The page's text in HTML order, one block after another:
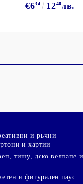
€634 1240лв.
и ръчни
и хартии
тишу, деко велпапе и
и фигурален паус